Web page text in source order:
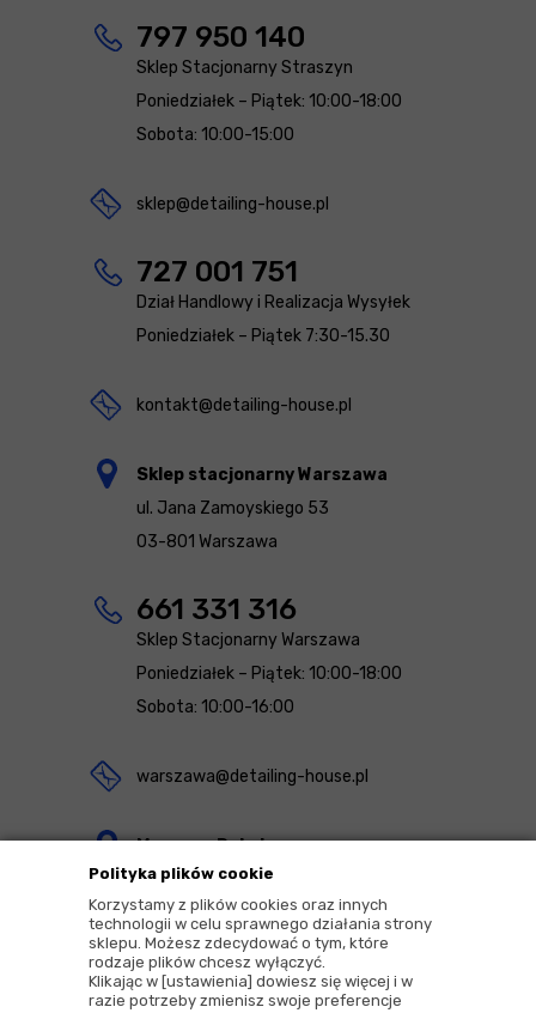
Polityka plików cookie
Korzystamy z plików cookies oraz innych
technologii w celu sprawnego działania strony
sklepu. Możesz zdecydować o tym, które
rodzaje plików chcesz wyłączyć.
Klikając w [ustawienia] dowiesz się więcej i w
razie potrzeby zmienisz swoje preferencje
797 950 140
Sklep Stacjonarny Straszyn
Poniedziałek – Piątek: 10:00-18:00
Sobota: 10:00-15:00
sklep@detailing-house.pl
727 001 751
Dział Handlowy i Realizacja Wysyłek
Poniedziałek – Piątek 7:30-15.30
kontakt@detailing-house.pl
Sklep stacjonarny Warszawa
ul. Jana Zamoyskiego 53
03-801 Warszawa
661 331 316
Sklep Stacjonarny Warszawa
Poniedziałek – Piątek: 10:00-18:00
Sobota: 10:00-16:00
warszawa@detailing-house.pl
Magazyn Rekcin
Nomos Sp. z o.o. sp.k.
ul. Agrestowa 1
83-010 Rekcin